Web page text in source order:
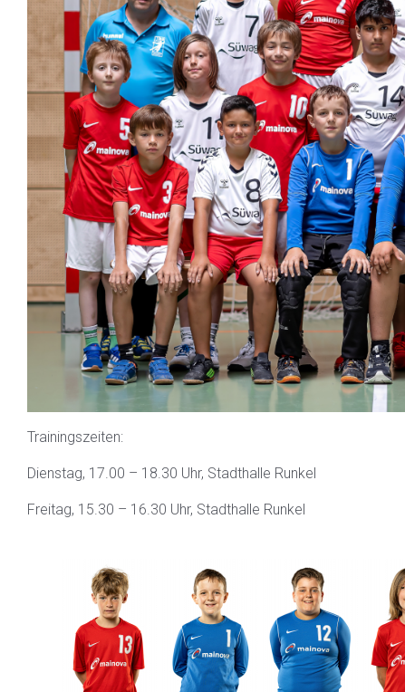
Trainingszeiten:
Dienstag, 17.00 – 18.30 Uhr, Stadthalle Runkel
Freitag, 15.30 – 16.30 Uhr, Stadthalle Runkel